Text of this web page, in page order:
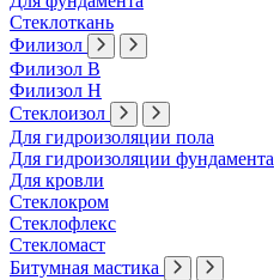
Стеклоткань
Филизол
Филизол В
Филизол Н
Стеклоизол
Для гидроизоляции пола
Для гидроизоляции фундамента
Для кровли
Стеклокром
Стеклофлекс
Стекломаст
Битумная мастика